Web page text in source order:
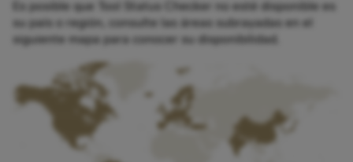
Es posible que Tool Status Checker no esté disponible es
su país o región, consulte las áreas subrayadas en el
siguiente mapa para conocer su disponibilidad.